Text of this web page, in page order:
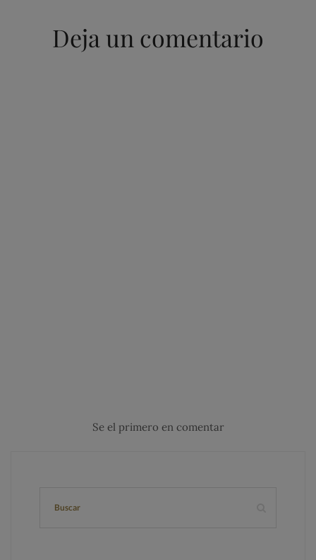
Deja un comentario
Se el primero en comentar